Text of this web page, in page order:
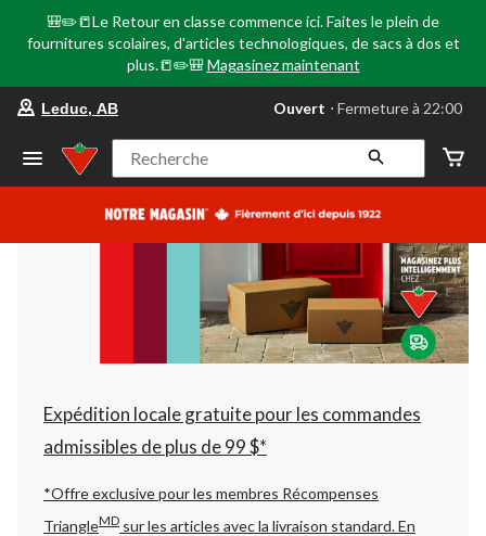
🎒✏️📒Le Retour en classe commence ici. Faites le plein de
fournitures scolaires, d'articles technologiques, de sacs à dos et
plus.📒✏️🎒 Magasinez maintenant
votre
préféré
Leduc,
AB,
courament
Fermeture
à
22:00
cliquer
pour
changer
Leduc, AB Ouvert ⋅ Fermeture à 22:00
Recherche
Expédition locale gratuite pour les commandes
admissibles de plus de 99 $*
*Offre exclusive pour les membres Récompenses
TriangleMD sur les articles avec la livraison standard.En